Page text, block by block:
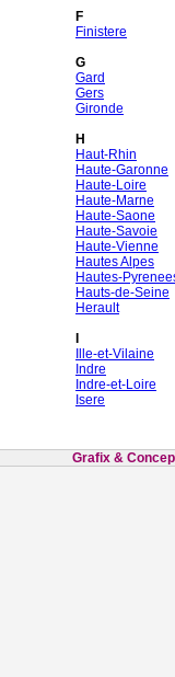
F
Finistere
G
Gard
Gers
Gironde
H
Haut-Rhin
Haute-Garonne
Haute-Loire
Haute-Marne
Haute-Saone
Haute-Savoie
Haute-Vienne
Hautes Alpes
Hautes-
Hauts-de-Seine
Herault
Ille-et-Vilaine
Indre
Indre-et-Loire
Isere
Grafix &